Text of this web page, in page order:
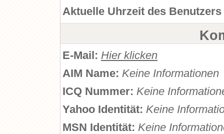
Aktuelle Uhrzeit des Benutzers
E-Mail: Hier klicken
AIM Name: Keine Informationen
ICQ Nummer: Keine
Yahoo Identität: Keine
MSN Identität: Keine